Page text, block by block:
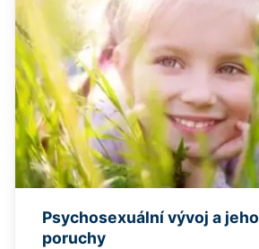
Psychosexuální vývoj a jeho
poruchy